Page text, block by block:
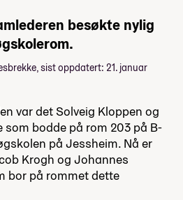
besøkte nylig
sist oppdatert: 21. januar
var det Solveig Kloppen og
som bodde på rom 203 på B-
på Jessheim. Nå er
Krogh og Johannes
bor på rommet dette